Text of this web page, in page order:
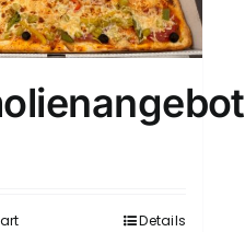
Details